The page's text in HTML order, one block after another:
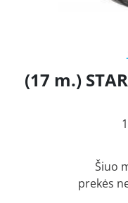
(17 m.)
Šiuo
prekės